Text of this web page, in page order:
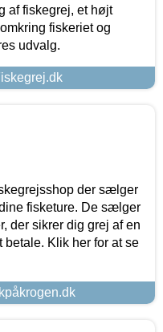
af fiskegrej, et højt
fiskeriet og
udvalg.
der sælger
fisketure. De sælger
der sikrer dig grej af en
betale. Klik her for at se